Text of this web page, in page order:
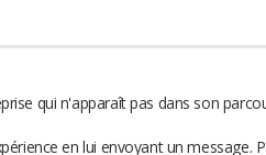
qui n'apparaît pas dans son
en lui envoyant un message.